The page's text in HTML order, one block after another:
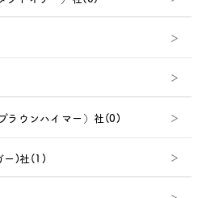
ラウンハイマー）社(0)
ー)社(1)